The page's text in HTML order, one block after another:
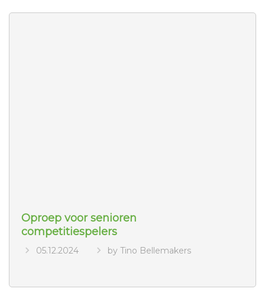
Oproep voor senioren
competitiespelers
05.12.2024 by Tino Bellemakers